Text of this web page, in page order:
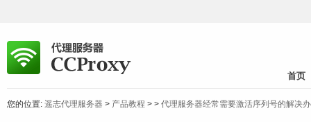
首页
您的位置: 遥志代理服务器 > 产品教程 > > 代理服务器经常需要激活序列号的解决